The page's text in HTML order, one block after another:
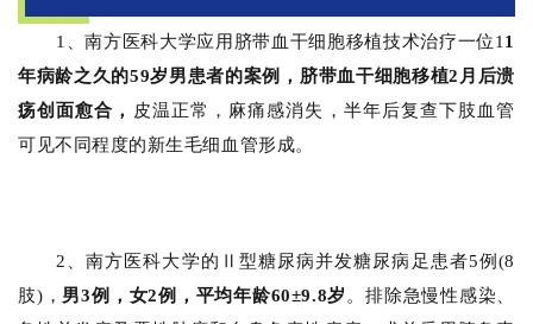
1、南方医科大学应用脐带血干细胞移植技术治疗一位11
年病龄之久的59岁男患者的案例，脐带血干细胞移植2月后溃
疡创面愈合， 皮温正常，麻痛感消失，半年后复查下肢血管
可见不同程度的新生毛细血管形成。
2、南方医科大学的Ⅱ型糖尿病并发糖尿病足患者5例(8
肢)， 男3例，女2例，平均年龄60±9.8岁。排除急慢性感染、